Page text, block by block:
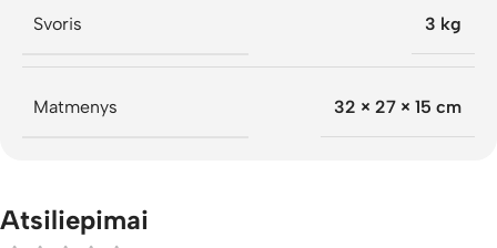
Svoris 3 kg
Matmenys 32 × 27 × 15 cm
Atsiliepimai